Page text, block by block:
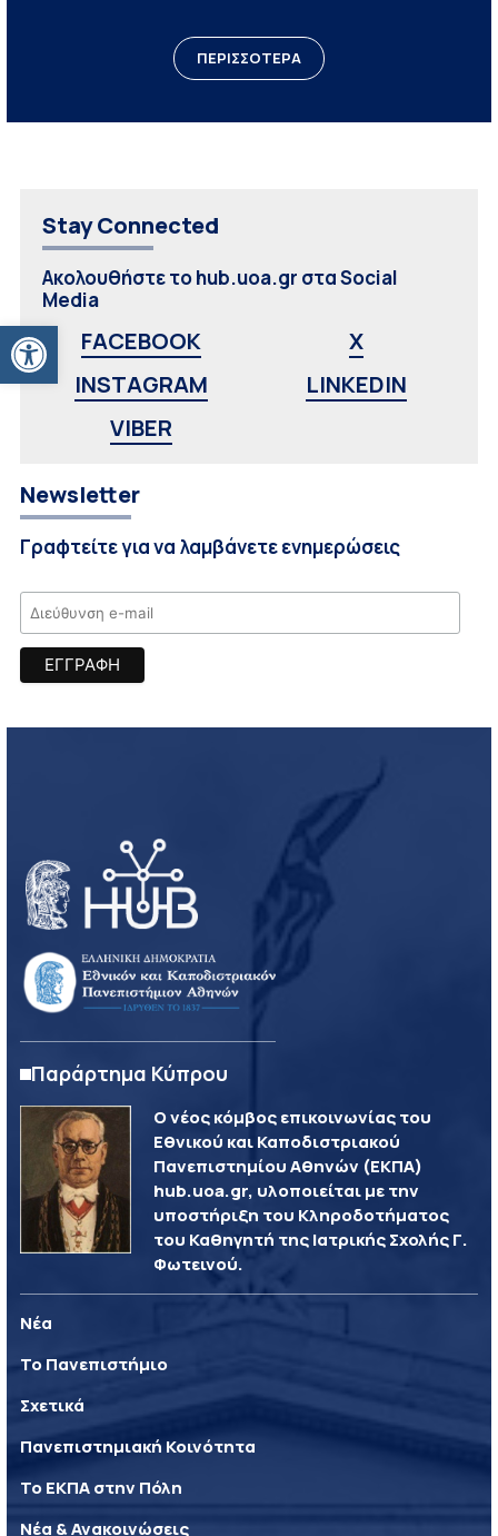
Ανοίξτε τη γραμμή εργαλείων
ΠΕΡΙΣΣΟΤΕΡΑ
Stay Connected
Ακολουθήστε το hub.uoa.gr στα Social
Media
FACEBOOK
X
INSTAGRAM
LINKEDIN
VIBER
Newsletter
Γραφτείτε για να λαμβάνετε ενημερώσεις
Παράρτημα Κύπρου
Ο νέος κόμβος επικοινωνίας του
Εθνικού και Καποδιστριακού
Πανεπιστημίου Αθηνών (ΕΚΠΑ)
hub.uoa.gr, υλοποιείται με την
υποστήριξη του Κληροδοτήματος
του Καθηγητή της Ιατρικής Σχολής Γ.
Φωτεινού.
Νέα
Το Πανεπιστήμιο
Σχετικά
Πανεπιστημιακή Κοινότητα
Το ΕΚΠΑ στην Πόλη
Νέα & Ανακοινώσεις